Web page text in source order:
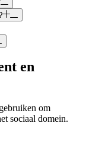
en
om
sociaal domein.